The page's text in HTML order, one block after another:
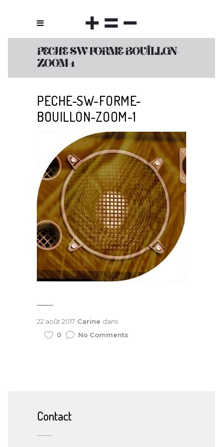
PECHE-SW-FORME-BOUILLON-
ZOOM-1
PECHE-SW-FORME-
BOUILLON-ZOOM-1
22 août 2017 Carine dans
0
No Comments
Contact